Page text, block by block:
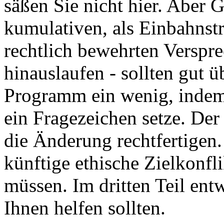
säßen Sie nicht hier. Aber
kumulativen, als
rechtlich bewehrten
hinauslaufen - sollten gut
Programm ein wenig,
ein Fragezeichen setze.
die Änderung
künftige ethische
müssen. Im dritten Teil
Ihnen helfen sollten.